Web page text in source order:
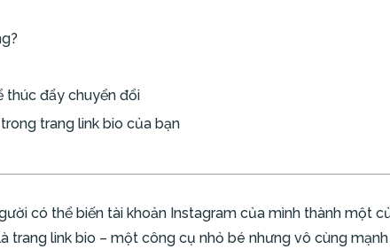
thúc đẩy chuyển đổi
trang link bio của bạn
có thể biến tài khoản Instagram của mình thành một
trang link bio – một công cụ nhỏ bé nhưng vô cùng